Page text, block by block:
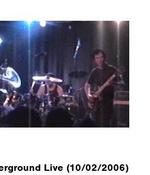
Live (10/02/2006)